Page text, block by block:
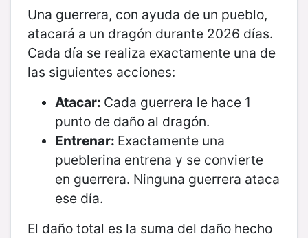
Una guerrera, con ayuda de un pueblo,
atacará a un dragón durante 2026 días.
Cada día se realiza exactamente una de
las siguientes acciones:
Atacar: Cada guerrera le hace 1
punto de daño al dragón.
Entrenar: Exactamente una
pueblerina entrena y se convierte
en guerrera. Ninguna guerrera ataca
ese día.
El daño total es la suma del daño hecho